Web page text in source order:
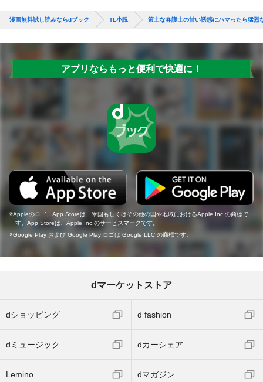
漫画無料試し読みならdブック TL小説 策士な弁護士の甘い誘惑にハマったら猛烈
アプリならもっと便利で快適に！
Appleのロゴ、App Storeは、米国もしくはその他の国や地域におけるApple Inc.の商標で
す。App Storeは、Apple Inc.のサービスマークです。
Google Play および Google Play ロゴは Google LLC の商標です。
dマーケットストア
dショッピング d fashion
dミュージック dカーシェア
Lemino dマガジン